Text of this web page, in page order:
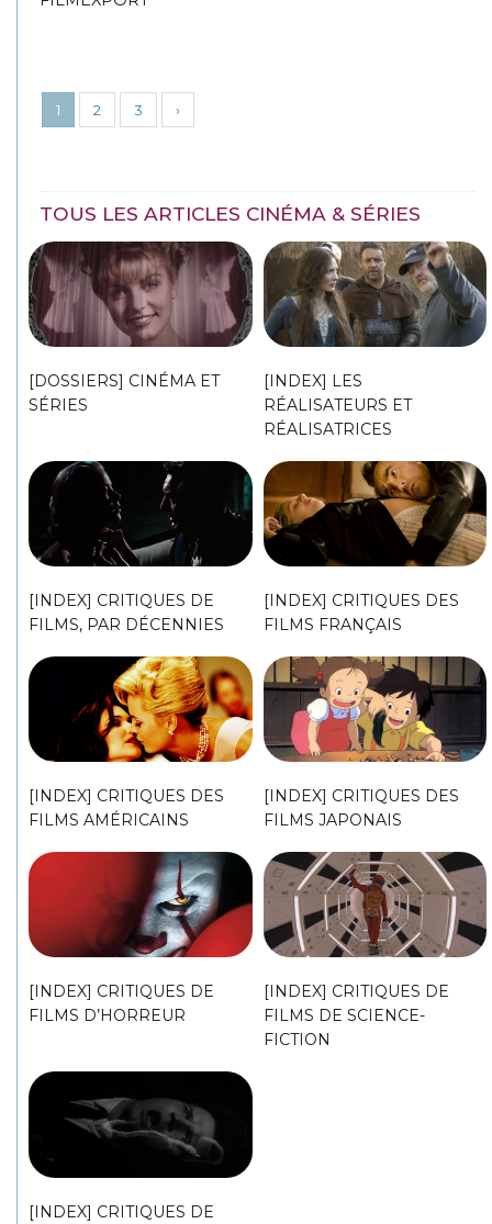
1 2 3 ›
TOUS LES ARTICLES CINÉMA & SÉRIES
[DOSSIERS] CINÉMA ET
SÉRIES
[INDEX] LES
RÉALISATEURS ET
RÉALISATRICES
[INDEX] CRITIQUES DE
FILMS, PAR DÉCENNIES
[INDEX] CRITIQUES DES
FILMS FRANÇAIS
[INDEX] CRITIQUES DES
FILMS AMÉRICAINS
[INDEX] CRITIQUES DES
FILMS JAPONAIS
[INDEX] CRITIQUES DE
FILMS D’HORREUR
[INDEX] CRITIQUES DE
FILMS DE SCIENCE-
FICTION
[INDEX] CRITIQUES DE